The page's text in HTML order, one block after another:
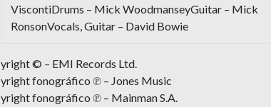
ViscontiDrums – Mick WoodmanseyGuitar – Mick
RonsonVocals, Guitar – David Bowie
© – EMI Records Ltd.
fonográfico ℗ – Jones Music
fonográfico ℗ – Mainman S.A.